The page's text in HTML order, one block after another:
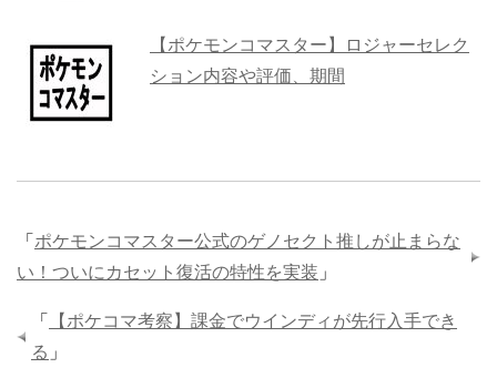
【ポケモンコマスター】ロジャーセレク
ション内容や評価、期間
「 ポケモンコマスター公式のゲノセクト推しが止まらな
い！ついにカセット復活の特性を実装 」
「
【ポケコマ考察】課金でウインディが先行入手でき
る 」